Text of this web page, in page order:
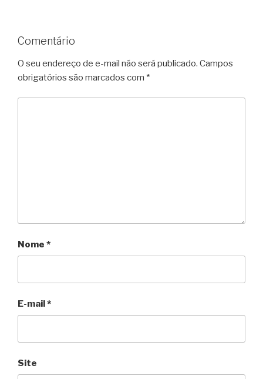
Comentário
O seu endereço de e-mail não será publicado. Campos
obrigatórios são marcados com *
Nome *
E-mail*
Site